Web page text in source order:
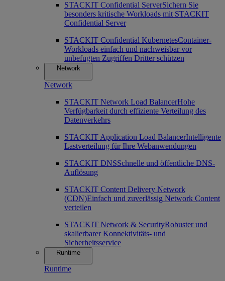
STACKIT Confidential ServerSichern Sie
besonders kritische Workloads mit STACKIT
Confidential Server
STACKIT Confidential KubernetesContainer-
Workloads einfach und nachweisbar vor
unbefugten Zugriffen Dritter schützen
Network
Network
STACKIT Network Load BalancerHohe
Verfügbarkeit durch effiziente Verteilung des
Datenverkehrs
STACKIT Application Load BalancerIntelligente
Lastverteilung für Ihre Webanwendungen
STACKIT DNSSchnelle und öffentliche DNS-
Auflösung
STACKIT Content Delivery Network
(CDN)Einfach und zuverlässig Network Content
verteilen
STACKIT Network & SecurityRobuster und
skalierbarer Konnektivitäts- und
Sicherheitsservice
Runtime
Runtime